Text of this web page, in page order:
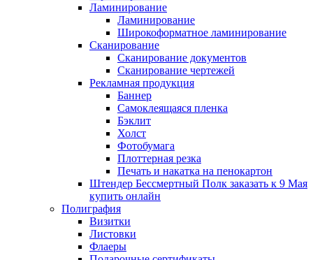
Ламинирование
Ламинирование
Широкоформатное ламинирование
Сканирование
Сканирование документов
Сканирование чертежей
Рекламная продукция
Баннер
Самоклеящаяся пленка
Бэклит
Холст
Фотобумага
Плоттерная резка
Печать и накатка на пенокартон
Штендер Бессмертный Полк заказать к 9 Мая
купить онлайн
Полиграфия
Визитки
Листовки
Флаеры